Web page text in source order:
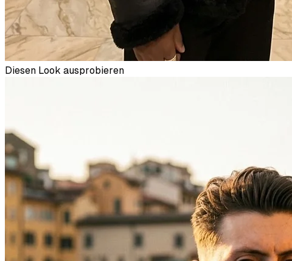
Diesen Look ausprobieren